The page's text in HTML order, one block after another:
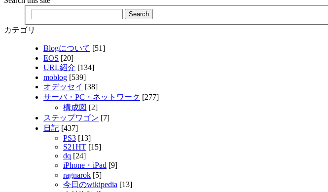
カテゴリ
Blogについて [51]
EOS [20]
URL紹介 [134]
moblog [539]
オデッセイ [38]
サーバ・PC・ネットワーク [277]
構成図 [2]
ステップワゴン [7]
日記 [437]
PS3 [13]
S21HT [15]
dq [24]
iPhone・iPad [9]
ragnarok [5]
今日のwikipedia [13]